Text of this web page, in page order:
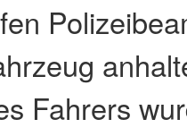
Fahrers